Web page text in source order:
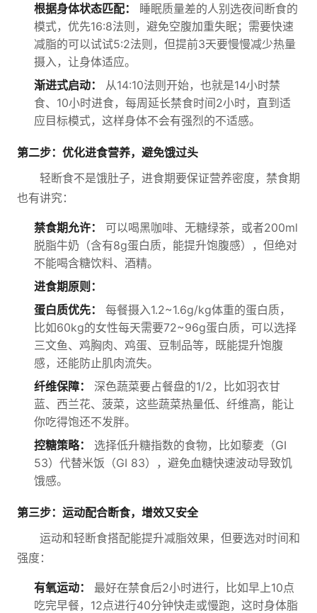
根据身体状态匹配：
睡眠质量差的人别选夜间断食的
模式，优先16:8法则，避免空腹加重失眠；需要快速
减脂的可以试试5:2法则，但提前3天要慢慢减少热量
摄入，让身体适应。
渐进式启动：
从14:10法则开始，也就是14小时禁
食、10小时进食，每周延长禁食时间2小时，直到适
应目标模式，这样身体不会有强烈的不适感。
第二步：优化进食营养，避免饿过头
轻断食不是饿肚子，进食期要保证营养密度，禁食期
也有讲究：
禁食期允许：
可以喝黑咖啡、无糖绿茶，或者200ml
脱脂牛奶（含有8g蛋白质，能提升饱腹感），但绝对
不能喝含糖饮料、酒精。
进食期原则：
蛋白质优先：
每餐摄入1.2~1.6g/kg体重的蛋白质，
比如60kg的女性每天需要72~96g蛋白质，可以选择
三文鱼、鸡胸肉、鸡蛋、豆制品等，既能提升饱腹
感，还能防止肌肉流失。
纤维保障：
深色蔬菜要占餐盘的1/2，比如羽衣甘
蓝、西兰花、菠菜，这些蔬菜热量低、纤维高，能让
你吃得饱还不发胖。
控糖策略：
选择低升糖指数的食物，比如藜麦（GI
53）代替米饭（GI 83），避免血糖快速波动导致饥
饿感。
第三步：运动配合断食，增效又安全
运动和轻断食搭配能提升减脂效果，但要选对时间和
强度：
有氧运动：
最好在禁食后2小时进行，比如早上10点
吃完早餐，12点进行40分钟快走或慢跑，这时身体脂